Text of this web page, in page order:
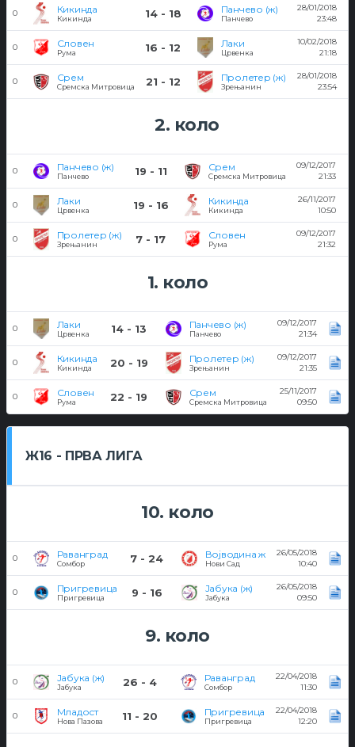
0 Кикинда
Кикинда 14 - 18 Панчево (ж)
Панчево
28/01/2018
23:48
0 Словен
Рума 16 - 12 Лаки
Црвенка
10/02/2018
21:18
0 Срем
Сремска Митровица 21 - 12 Пролетер (ж)
Зрењанин
28/01/2018
23:54
2. коло
0 Панчево (ж)
Панчево 19 - 11 Срем
Сремска Митровица
09/12/2017
21:33
0 Лаки
Црвенка 19 - 16 Кикинда
Кикинда
26/11/2017
10:50
0 Пролетер (ж)
Зрењанин 7 - 17 Словен
Рума
09/12/2017
21:32
1. коло
0 Лаки
Црвенка 14 - 13 Панчево (ж)
Панчево
09/12/2017
21:34
0 Кикинда
Кикинда 20 - 19 Пролетер (ж)
Зрењанин
09/12/2017
21:35
0 Словен
Рума 22 - 19 Срем
Сремска Митровица
25/11/2017
09:50
Ж16 - ПРВА ЛИГА
10. коло
0 Раванград
Сомбор 7 - 24 Војводина ж
Нови Сад
26/05/2018
10:40
0 Пригревица
Пригревица 9 - 16 Јабука (ж)
Јабука
26/05/2018
09:50
9. коло
0 Јабука (ж)
Јабука 26 - 4 Раванград
Сомбор
22/04/2018
11:30
0 Младост
Нова Пазова 11 - 20 Пригревица
Пригревица
22/04/2018
12:20